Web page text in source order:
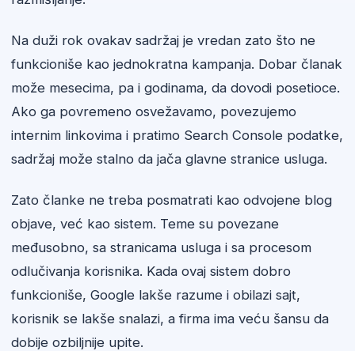
Na duži rok ovakav sadržaj je vredan zato što ne
funkcioniše kao jednokratna kampanja. Dobar članak
može mesecima, pa i godinama, da dovodi posetioce.
Ako ga povremeno osvežavamo, povezujemo
internim linkovima i pratimo Search Console podatke,
sadržaj može stalno da jača glavne stranice usluga.
Zato članke ne treba posmatrati kao odvojene blog
objave, već kao sistem. Teme su povezane
međusobno, sa stranicama usluga i sa procesom
odlučivanja korisnika. Kada ovaj sistem dobro
funkcioniše, Google lakše razume i obilazi sajt,
korisnik se lakše snalazi, a firma ima veću šansu da
dobije ozbiljnije upite.